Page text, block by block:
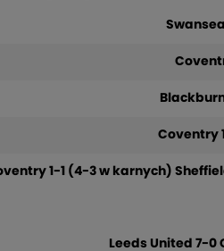
Coventry
1-1 (4-3 w karnych)
Leeds United 7-0